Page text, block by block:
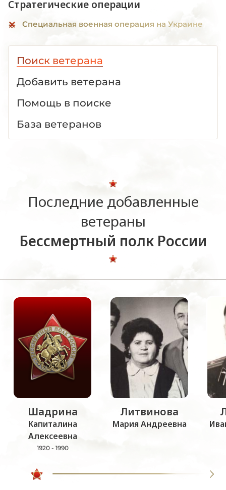
Стратегические операции
Специальная военная операция на Украине
Поиск ветерана
Добавить ветерана
Помощь в поиске
База ветеранов
Последние добавленные
ветераны
Бессмертный полк России
Шадрина
Капиталина
Алексеевна
1920 - 1990
Литвинова
Мария Андреевна